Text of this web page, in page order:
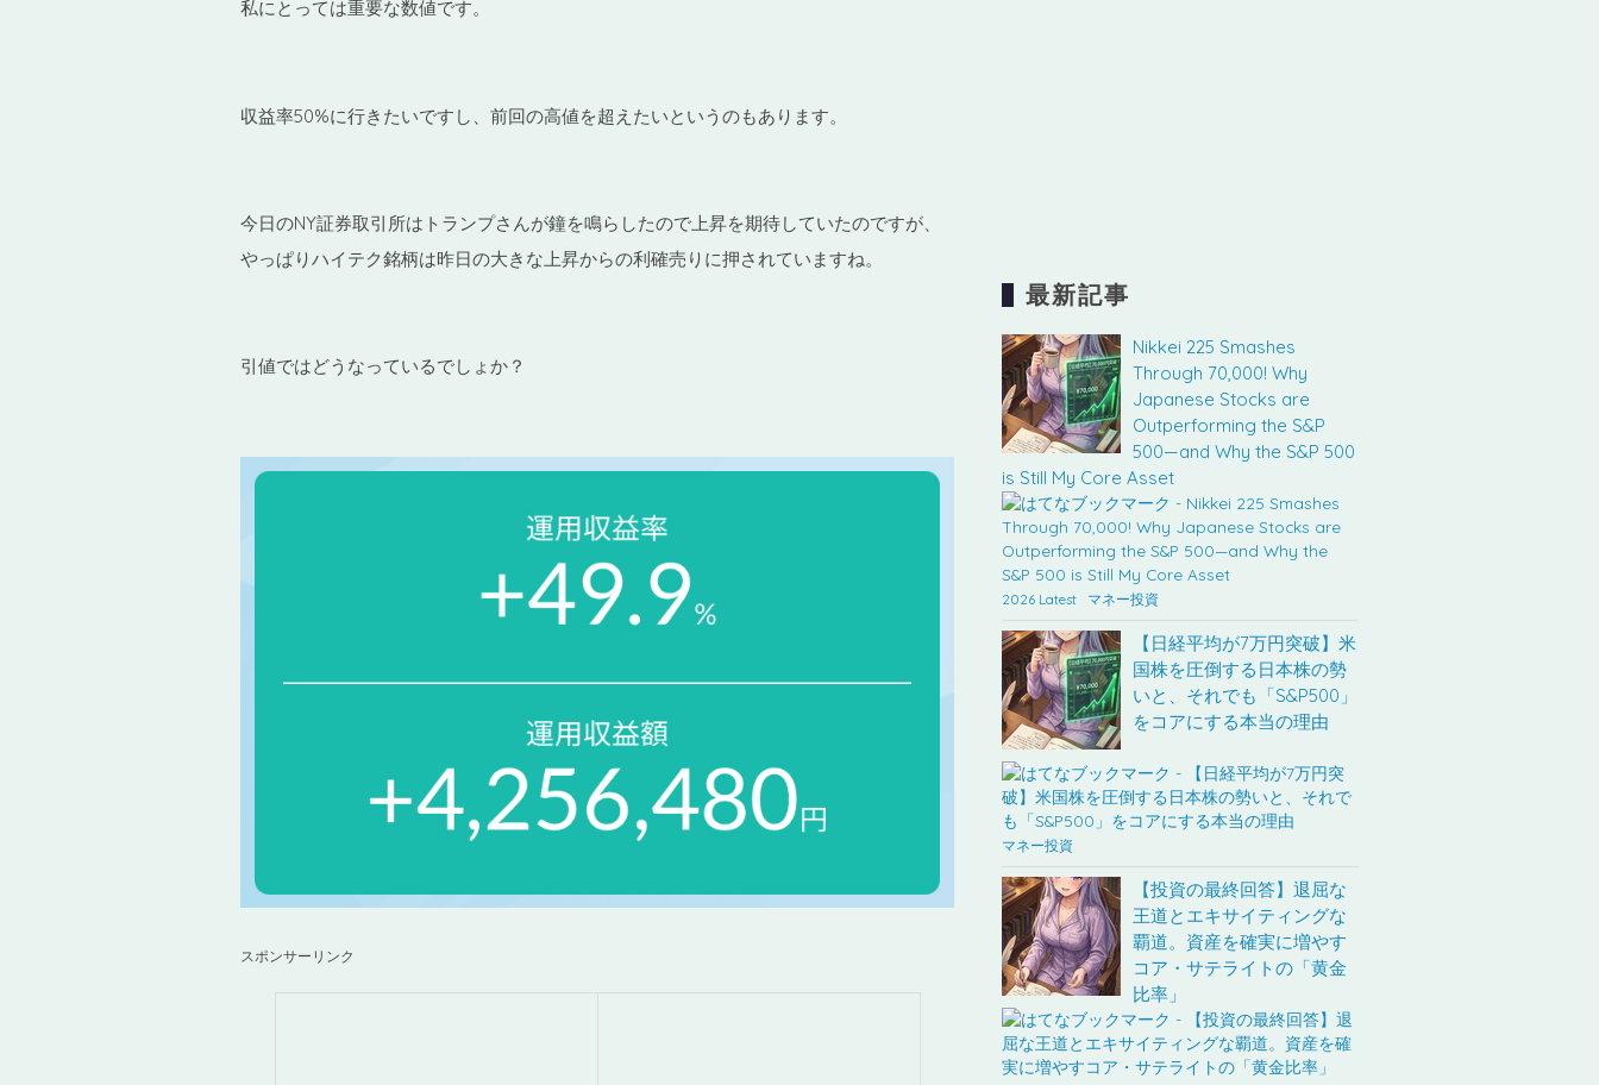
私にとっては重要な数値です。
収益率50%に行きたいですし、前回の高値を超えたいというのもあります。
今日のNY証券取引所はトランプさんが鐘を鳴らしたので上昇を期待していたのですが、
やっぱりハイテク銘柄は昨日の大きな上昇からの利確売りに押されていますね。
引値ではどうなっているでしょか？
スポンサーリンク
最新記事
Nikkei 225 Smashes
Through 70,000! Why
Japanese Stocks are
Outperforming the S&P
500—and Why the S&P 500
is Still My Core Asset
2026 Latest マネー投資
【日経平均が7万円突破】米
国株を圧倒する日本株の勢
いと、それでも「S&P500」
をコアにする本当の理由
マネー投資
【投資の最終回答】退屈な
王道とエキサイティングな
覇道。資産を確実に増やす
コア・サテライトの「黄金
比率」